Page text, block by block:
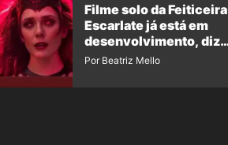
Filme solo da Feiticeira
Escarlate já está em
desenvolvimento, diz
insider
Por Beatriz Mello